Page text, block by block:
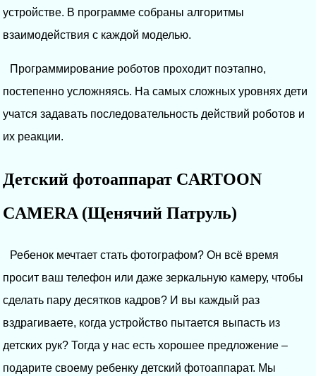
устройстве. В программе собраны алгоритмы
взаимодействия с каждой моделью.
Программирование роботов проходит поэтапно,
постепенно усложняясь. На самых сложных уровнях дети
учатся задавать последовательность действий роботов и
их реакции.
Детский фотоаппарат CARTOON
CAMERA (Щенячий Патруль)
Ребенок мечтает стать фотографом? Он всё время
просит ваш телефон или даже зеркальную камеру, чтобы
сделать пару десятков кадров? И вы каждый раз
вздрагиваете, когда устройство пытается выпасть из
детских рук? Тогда у нас есть хорошее предложение –
подарите своему ребенку детский фотоаппарат. Мы